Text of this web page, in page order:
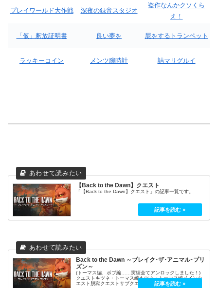
プレイワールド大作戦 深夜の録音スタジオ
盗作なんかクソくら
え！
「仮」釈放証明書 良い夢を 屁をするトランペット
ラッキーコイン メンツ腕時計 詰マリグルイ
【Back to the Dawn】クエスト
「【Back to the Dawn】クエスト」の記事一覧です。
Back to the Dawn ～ブレイク･ザ･アニマル･プリ
ズン～
(トーマス編、ボブ編……実績全てアンロックしました！)
クエストキツネ・トーマス編キツネ・トーマス編メインク
エスト脱獄クエストサブクエスト散髪屋クエスト隊長クエ